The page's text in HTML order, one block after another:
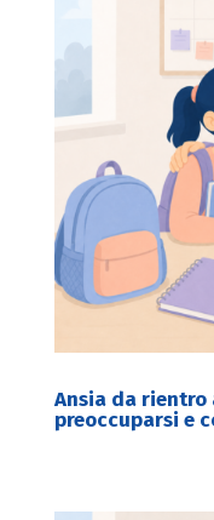
Ansia da rientro
preoccuparsi e